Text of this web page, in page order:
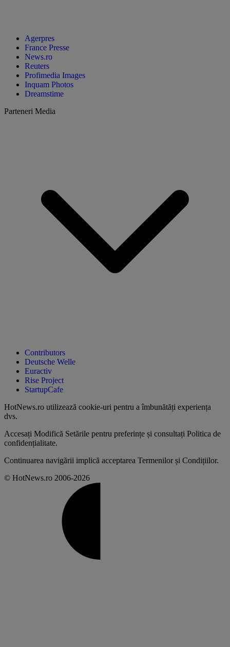
Agerpres
France Presse
News.ro
Reuters
Profimedia Images
Inquam Photos
Dreamstime
Parteneri Media
Contributors
Deutsche Welle
Euractiv
Rise Project
StartupCafe
HotNews.ro utilizează cookie-uri pentru a îmbunătăți experiența
dvs.
Accesați Modifică Setările pentru preferințe și consultați Politica de
confidențialitate.
Continuarea navigării implică acceptarea Termenilor și Condițiilor.
© HotNews.ro 2006-2026